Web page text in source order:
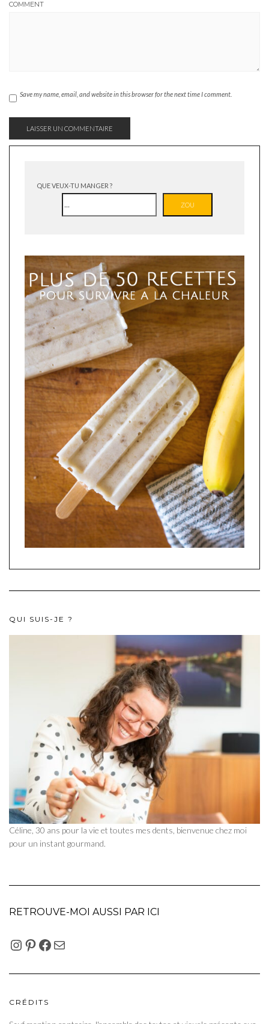
COMMENT
Save my name, email, and website in this browser for the next time I comment.
QUE VEUX-TU MANGER ?
ZOU
QUI SUIS-JE ?
Céline, 30 ans pour la vie et toutes mes dents, bienvenue chez moi
pour un instant gourmand.
RETROUVE-MOI AUSSI PAR ICI
INSTAGRAM
PINTEREST
FACEBOOK
E-MAIL
CRÉDITS